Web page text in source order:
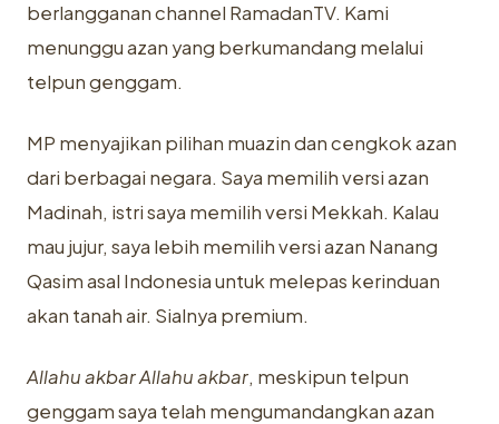
berlangganan channel RamadanTV. Kami
menunggu azan yang berkumandang melalui
telpun genggam.
MP menyajikan pilihan muazin dan cengkok azan
dari berbagai negara. Saya memilih versi azan
Madinah, istri saya memilih versi Mekkah. Kalau
mau jujur, saya lebih memilih versi azan Nanang
Qasim asal Indonesia untuk melepas kerinduan
akan tanah air. Sialnya premium.
Allahu akbar Allahu akbar, meskipun telpun
genggam saya telah mengumandangkan azan